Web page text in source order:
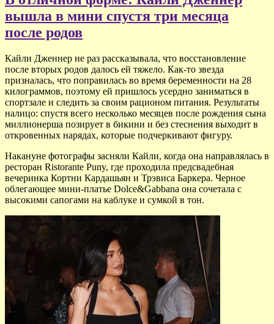
вышла в мини спустя три месяца
после родов
Кайли Дженнер не раз рассказывала, что восстановление
после вторых родов далось ей тяжело. Как-то звезда
призналась, что поправилась во время беременности на 28
килограммов, поэтому ей пришлось усердно заниматься в
спортзале и следить за своим рационом питания. Результаты
налицо: спустя всего несколько месяцев после рождения сына
миллионерша позирует в бикини и без стеснения выходит в
откровенных нарядах, которые подчеркивают фигуру.
Накануне фотографы засняли Кайли, когда она направлялась в
ресторан Ristorante Puny, где проходила предсвадебная
вечеринка Кортни Кардашьян и Трэвиса Баркера. Черное
облегающее мини-платье Dolce&Gabbana она сочетала с
высокими сапогами на каблуке и сумкой в тон.